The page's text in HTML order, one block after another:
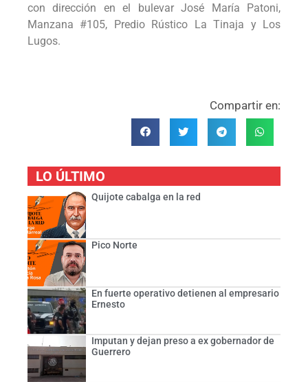
con dirección en el bulevar José María Patoni,
Manzana #105, Predio Rústico La Tinaja y Los
Lugos.
Compartir en:
LO ÚLTIMO
Quijote cabalga en la red
Pico Norte
En fuerte operativo detienen al empresario
Ernesto
Imputan y dejan preso a ex gobernador de
Guerrero